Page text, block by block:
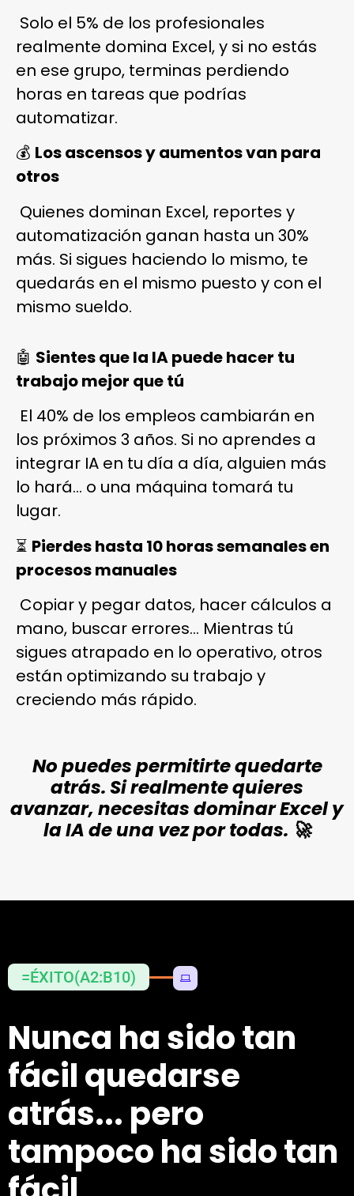
Solo el 5% de los profesionales
realmente domina Excel, y si no estás
en ese grupo, terminas perdiendo
horas en tareas que podrías
automatizar.
💰 Los ascensos y aumentos van para
otros
Quienes dominan Excel, reportes y
automatización ganan hasta un 30%
más. Si sigues haciendo lo mismo, te
quedarás en el mismo puesto y con el
mismo sueldo.
🤖 Sientes que la IA puede hacer tu
trabajo mejor que tú
El 40% de los empleos cambiarán en
los próximos 3 años. Si no aprendes a
integrar IA en tu día a día, alguien más
lo hará… o una máquina tomará tu
lugar.
⏳ Pierdes hasta 10 horas semanales en
procesos manuales
Copiar y pegar datos, hacer cálculos a
mano, buscar errores… Mientras tú
sigues atrapado en lo operativo, otros
están optimizando su trabajo y
creciendo más rápido.
No puedes permitirte quedarte
atrás. Si realmente quieres
avanzar, necesitas dominar Excel y
la IA de una vez por todas. 🚀
=ÉXITO(A2:B10)
Nunca ha sido tan
fácil quedarse
atrás... pero
tampoco ha sido tan